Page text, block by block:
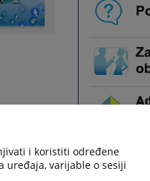
i koristiti određene
uređaja, varijable o sesiji